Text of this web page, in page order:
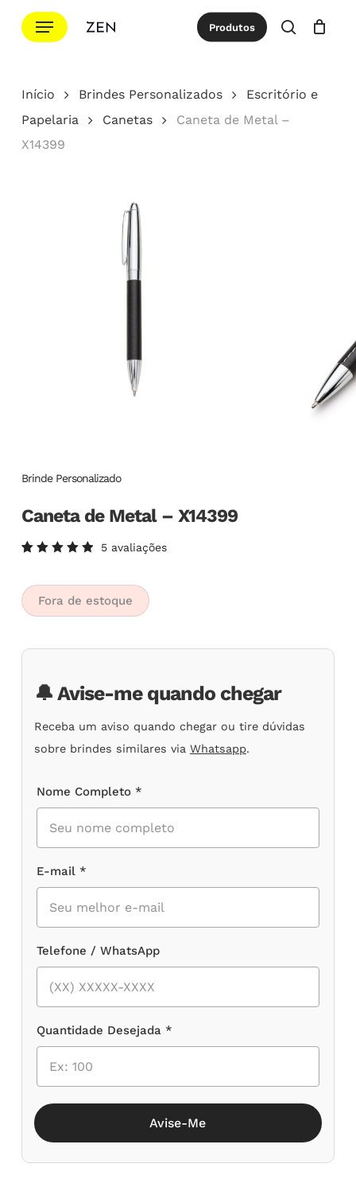
para
principal
Menu Produtos
procurar
Cotação Close
Início Brindes Personalizados
Escritório e
Papelaria
Canetas
Caneta de Metal –
X14399
Brinde Personalizado
Caneta de Metal – X14399
5.00de
5, com
baseado
em
clientes
5avaliações
Fora de estoque
🔔 Avise-me quando chegar
Receba um aviso quando chegar ou tire dúvidas
sobre brindes similares via Whatsapp.
Nome Completo *
E-mail *
Telefone / WhatsApp
Quantidade Desejada *
Avise-Me